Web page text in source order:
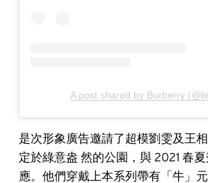
A post shared by Burberry
是次形象廣告邀請了超模劉雯及王
定於綠意盎 然的公園，與 2021 春
應。他們穿戴上本系列帶有「牛」